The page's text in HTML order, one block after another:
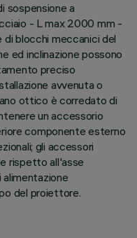
sospensione a
- L max 2000 mm -
blocchi meccanici del
ed inclinazione possono
preciso
avvenuta o
ottico è corredato di
un accessorio
componente esterno
gli accessori
rispetto all'asse
del proiettore.